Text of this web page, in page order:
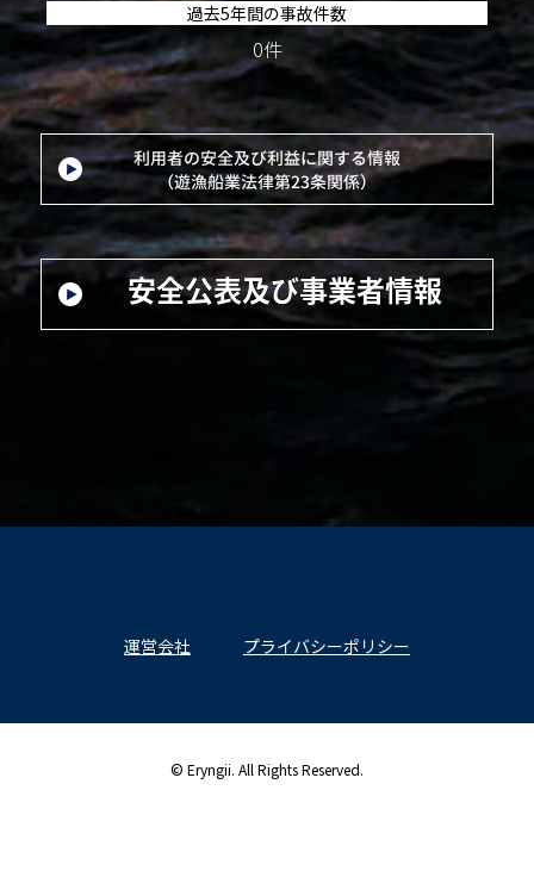
過去5年間の事故件数
0件
運営会社 プライバシーポリシー
© Eryngii. All Rights Reserved.